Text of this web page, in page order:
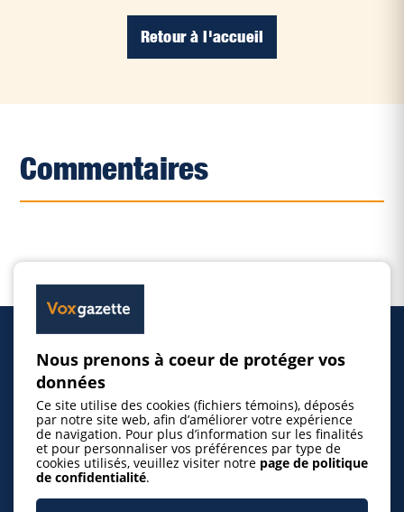
Retour à l'accueil
Commentaires
Inscrire un événement
© 2026 Gazette de la Mauricie. Tous droits
Nous prenons à coeur de protéger vos
données
Ce site utilise des cookies (fichiers témoins), déposés
par notre site web, afin d’améliorer votre expérience
de navigation. Pour plus d’information sur les finalités
et pour personnaliser vos préférences par type de
cookies utilisés, veuillez visiter notre page de politique
de confidentialité.